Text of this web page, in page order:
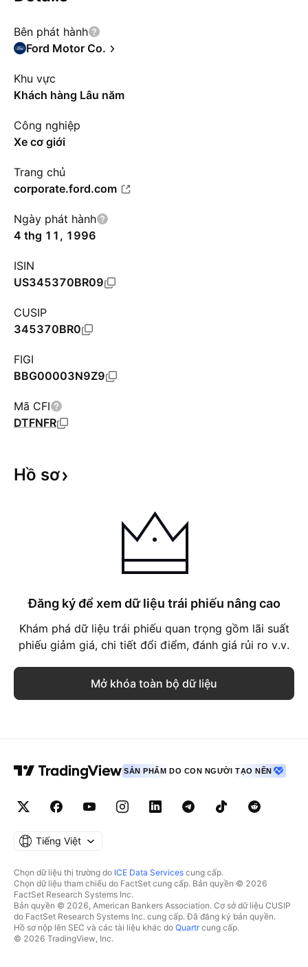
Bên phát hành
Ford Motor Co.
Khu vực
Khách hàng Lâu năm
Công nghiệp
Xe cơ giới
Trang chủ
corporate.ford.com
Ngày phát hành
4 thg 11, 1996
ISIN
US345370BR09
CUSIP
345370BR0
FIGI
BBG00003N9Z9
Mã CFI
DTFNFR
Hồ sơ
Đăng ký để xem dữ liệu trái phiếu nâng cao
Khám phá dữ liệu trái phiếu quan trọng gồm lãi suất
phiếu giảm giá, chi tiết đổi điểm, đánh giá rủi ro v.v.
Mở khóa toàn bộ dữ liệu
SẢN PHẨM DO CON NGƯỜI TẠO NÊN
Tiếng Việt
Chọn dữ liệu thị trường do ICE Data Services cung cấp.
Chọn dữ liệu tham chiếu do FactSet cung cấp. Bản quyền © 2026
FactSet Research Systems Inc.
Bản quyền © 2026, American Bankers Association. Cơ sở dữ liệu CUSIP
do FactSet Research Systems Inc. cung cấp. Đã đăng ký bản quyền.
Hồ sơ nộp lên SEC và các tài liệu khác do Quartrcung cấp.
© 2026 TradingView, Inc.